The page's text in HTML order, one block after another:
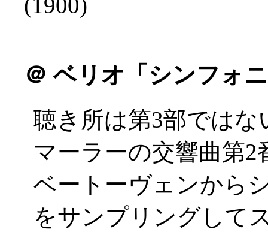
(1900)
＠ ベリオ「シンフォ
聴き所は第3部ではな
マーラーの交響曲第
ベートーヴェンから
をサンプリングして